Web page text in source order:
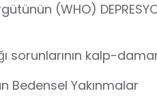
(WHO)
sorunlarının kalp-
Bedensel Yakınmalar